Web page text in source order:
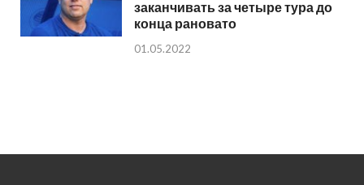
заканчивать за четыре тура до
конца рановато
01.05.2022